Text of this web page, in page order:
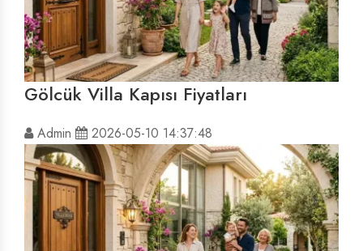
Gölcük Villa Kapısı Fiyatları
Admin 2026-05-10 14:37:48